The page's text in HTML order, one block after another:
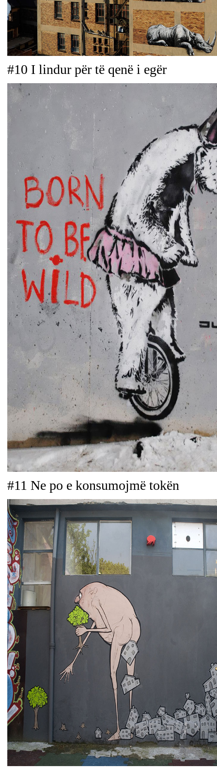
#10 I lindur për të qenë i egër
#11 Ne po e konsumojmë tokën